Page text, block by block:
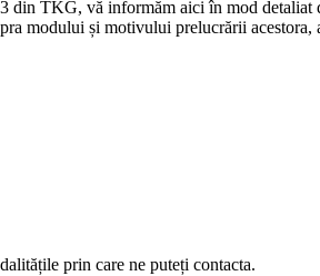
TKG, vă informăm aici în mod detaliat
modului și motivului prelucrării acestora,
prin care ne puteți contacta.